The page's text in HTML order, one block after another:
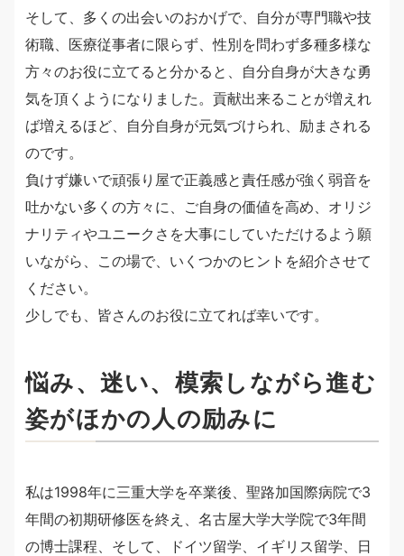
そして、多くの出会いのおかげで、自分が専門職や技
術職、医療従事者に限らず、性別を問わず多種多様な
方々のお役に立てると分かると、自分自身が大きな勇
気を頂くようになりました。貢献出来ることが増えれ
ば増えるほど、自分自身が元気づけられ、励まされる
のです。
負けず嫌いで頑張り屋で正義感と責任感が強く弱音を
吐かない多くの方々に、ご自身の価値を高め、オリジ
ナリティやユニークさを大事にしていただけるよう願
いながら、この場で、いくつかのヒントを紹介させて
ください。
少しでも、皆さんのお役に立てれば幸いです。
悩み、迷い、模索しながら進む
姿がほかの人の励みに
私は1998年に三重大学を卒業後、聖路加国際病院で3
年間の初期研修医を終え、名古屋大学大学院で3年間
の博士課程、そして、ドイツ留学、イギリス留学、日